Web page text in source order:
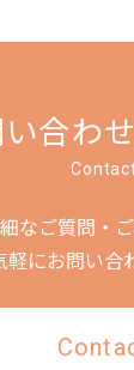
合わ
なご質問・ご
軽にお問い合